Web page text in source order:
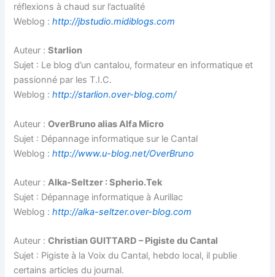
réflexions à chaud sur l’actualité
Weblog :http://jbstudio.midiblogs.com
Auteur :Starlion
Sujet : Le blog d’un cantalou, formateur en informatique et
passionné par les T.I.C.
Weblog :http://starlion.over-blog.com/
Auteur :OverBruno alias Alfa Micro
Sujet : Dépannage informatique sur le Cantal
Weblog :http://www.u-blog.net/OverBruno
Auteur :Alka-Seltzer : Spherio.Tek
Sujet : Dépannage informatique à Aurillac
Weblog :http://alka-seltzer.over-blog.com
Auteur :Christian GUITTARD – Pigiste du Cantal
Sujet : Pigiste à la Voix du Cantal, hebdo local, il publie
certains articles du journal.